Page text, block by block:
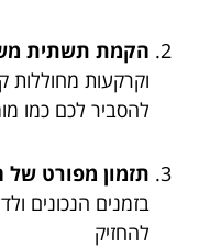
הקמת תשתית
וקרקעות
להסביר לכם כמו
תזמון מפורט של
בזמנים הנכונים
להחזיק